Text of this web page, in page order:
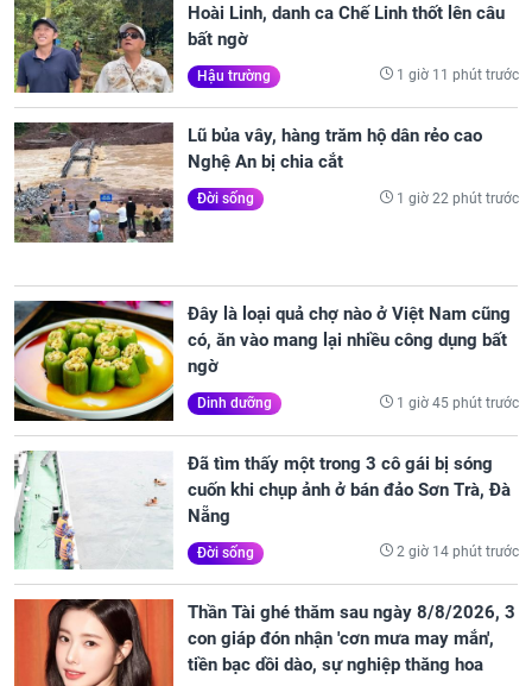
Hoài Linh, danh ca Chế Linh thốt lên câu
bất ngờ
Hậu trường 1 giờ 11 phút trước
Lũ bủa vây, hàng trăm hộ dân rẻo cao
Nghệ An bị chia cắt
Đời sống 1 giờ 22 phút trước
Đây là loại quả chợ nào ở Việt Nam cũng
có, ăn vào mang lại nhiều công dụng bất
ngờ
Dinh dưỡng 1 giờ 45 phút trước
Đã tìm thấy một trong 3 cô gái bị sóng
cuốn khi chụp ảnh ở bán đảo Sơn Trà, Đà
Nẵng
Đời sống 2 giờ 14 phút trước
Thần Tài ghé thăm sau ngày 8/8/2026, 3
con giáp đón nhận 'cơn mưa may mắn',
tiền bạc dồi dào, sự nghiệp thăng hoa